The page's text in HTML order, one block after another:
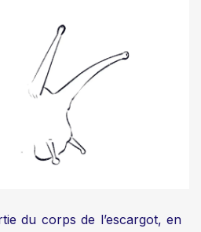
du corps de l’escargot, en